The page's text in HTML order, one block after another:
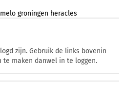
groningen heracles
zijn. Gebruik de links bovenin
te maken danwel in te loggen.